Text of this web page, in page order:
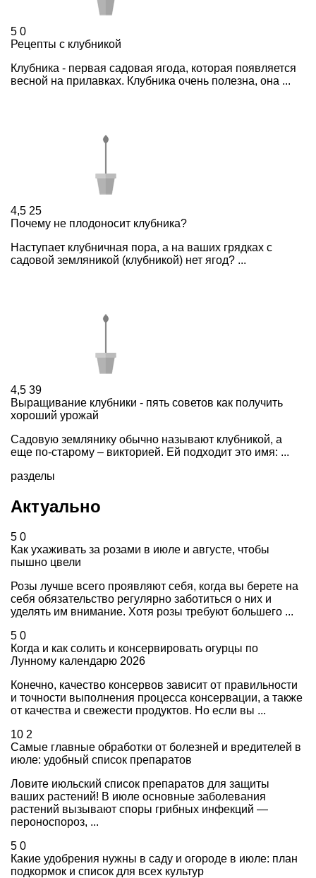
5 0
Рецепты с клубникой
Клубника - первая садовая ягода, которая появляется
весной на прилавках. Клубника очень полезна, она ...
4,5 25
Почему не плодоносит клубника?
Наступает клубничная пора, а на ваших грядках с
садовой земляникой (клубникой) нет ягод? ...
4,5 39
Выращивание клубники - пять советов как получить
хороший урожай
Садовую землянику обычно называют клубникой, а
еще по-старому – викторией. Ей подходит это имя: ...
разделы
Актуально
5 0
Как ухаживать за розами в июле и августе, чтобы
пышно цвели
Розы лучше всего проявляют себя, когда вы берете на
себя обязательство регулярно заботиться о них и
уделять им внимание. Хотя розы требуют большего ...
5 0
Когда и как солить и консервировать огурцы по
Лунному календарю 2026
Конечно, качество консервов зависит от правильности
и точности выполнения процесса консервации, а также
от качества и свежести продуктов. Но если вы ...
10 2
Самые главные обработки от болезней и вредителей в
июле: удобный список препаратов
Ловите июльский список препаратов для защиты
ваших растений! В июле основные заболевания
растений вызывают споры грибных инфекций —
пероноспороз, ...
5 0
Какие удобрения нужны в саду и огороде в июле: план
подкормок и список для всех культур